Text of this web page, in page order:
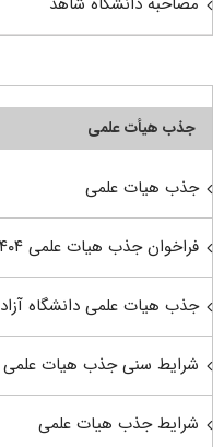
جذب هیأت علمی
جذب هیات علمی
فراخوان جذب هیات علمی ۱۴۰۴
جذب هیات علمی دانشگاه آزاد
شرایط سنی جذب هیات علمی
شرایط جذب هیات علمی